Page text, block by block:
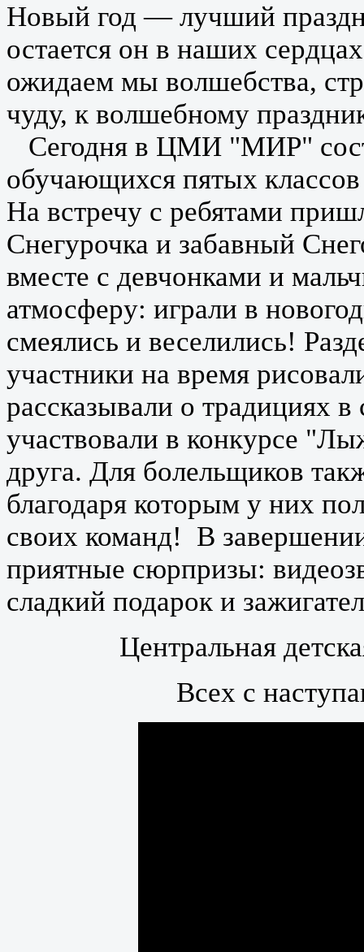
Новый год — лучший
остается он в наших
ожидаем мы волшебства,
чуду, к волшебному
Сегодня в ЦМИ "МИР"
обучающихся пятых
На встречу с ребятами
Снегурочка и забавный
вместе с девчонками и
атмосферу: играли в
смеялись и веселились!
участники на время
рассказывали о традициях
участвовали в конкурсе
друга. Для болельщиков
благодаря которым у них
своих команд! В
приятные сюрпризы:
сладкий подарок и
Центральная
Всех с